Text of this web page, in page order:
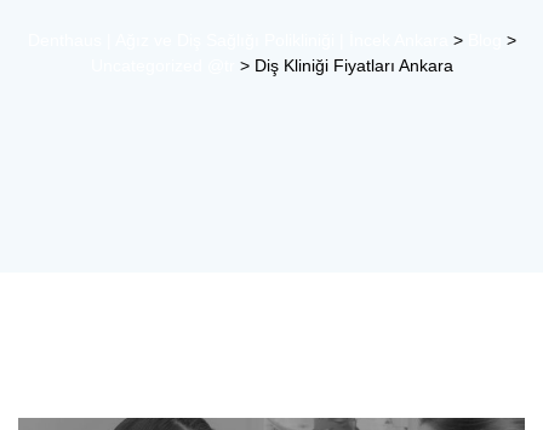
>
>
> Diş Kliniği Fiyatları Ankara